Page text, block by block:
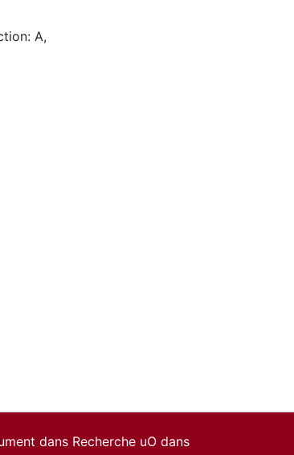
A,
dans Recherche uO dans